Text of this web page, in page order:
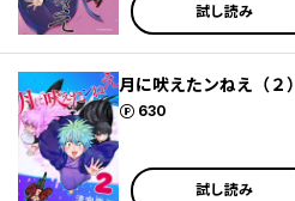
試し読み
月に吠えたンねえ（２）
630
ポイント
試し読み